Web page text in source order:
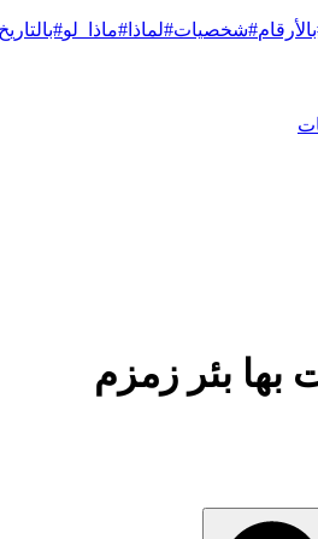
#شخصيات#لماذا #ماذا_لو#بالتاريخ
بها بئر زمزم